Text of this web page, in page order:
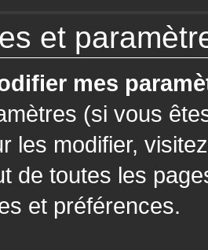
et
mes
(si vous
les modifier,
de toutes les
et préférences.